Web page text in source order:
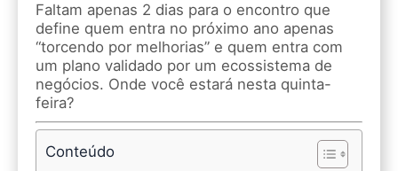
Faltam apenas 2 dias para o encontro que
define quem entra no próximo ano apenas
“torcendo por melhorias” e quem entra com
um plano validado por um ecossistema de
negócios. Onde você estará nesta quinta-
feira?
Conteúdo